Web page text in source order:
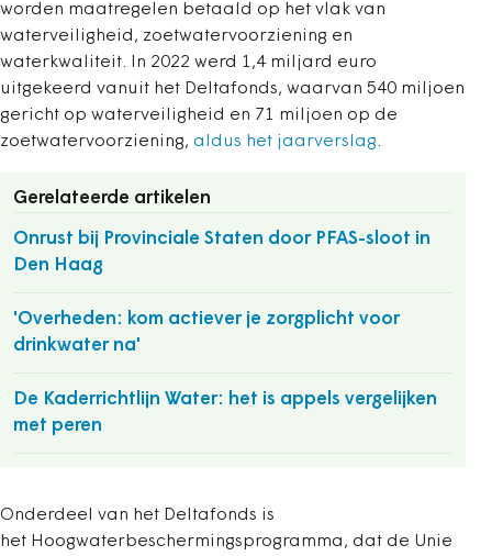
worden maatregelen betaald op het vlak van
waterveiligheid, zoetwatervoorziening en
waterkwaliteit. In 2022 werd 1,4 miljard euro
uitgekeerd vanuit het Deltafonds, waarvan 540 miljoen
gericht op waterveiligheid en 71 miljoen op de
zoetwatervoorziening, aldus het jaarverslag.
Gerelateerde artikelen
Onrust bij Provinciale Staten door PFAS-sloot in
Den Haag
'Overheden: kom actiever je zorgplicht voor
drinkwater na'
De Kaderrichtlijn Water: het is appels vergelijken
met peren
Onderdeel van het Deltafonds is
het Hoogwaterbeschermingsprogramma, dat de Unie